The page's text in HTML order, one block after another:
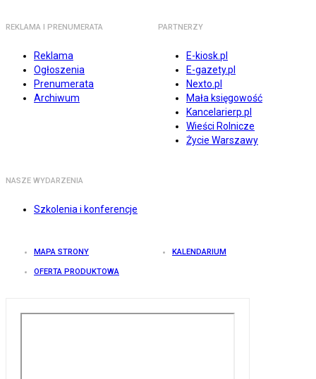
REKLAMA I PRENUMERATA
Reklama
Ogłoszenia
Prenumerata
Archiwum
PARTNERZY
E-kiosk.pl
E-gazety.pl
Nexto.pl
Mała księgowość
Kancelarierp.pl
Wieści Rolnicze
Życie Warszawy
NASZE WYDARZENIA
Szkolenia i konferencje
MAPA STRONY KALENDARIUM
OFERTA PRODUKTOWA